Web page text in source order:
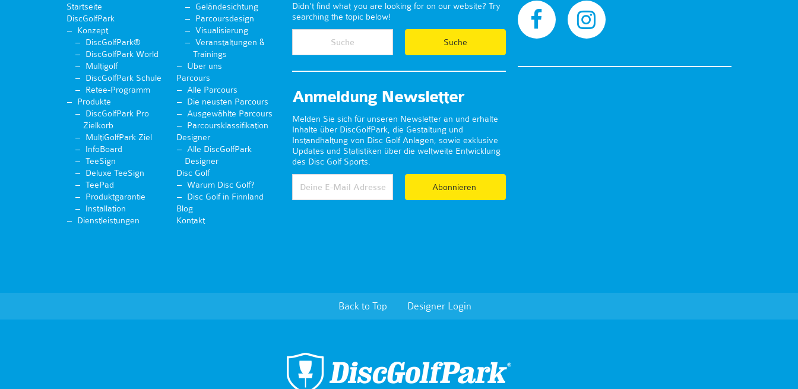
Startseite
DiscGolfPark
Konzept
DiscGolfPark®
DiscGolfPark World
Multigolf
DiscGolfPark Schule
Retee-Programm
Produkte
DiscGolfPark Pro
Zielkorb
MultiGolfPark Ziel
InfoBoard
TeeSign
Deluxe TeeSign
TeePad
Produktgarantie
Installation
Dienstleistungen
Geländesichtung
Parcoursdesign
Visualisierung
Veranstaltungen &
Trainings
Über uns
Parcours
Alle Parcours
Die neusten Parcours
Ausgewählte Parcours
Parcoursklassifikation
Designer
Alle DiscGolfPark
Designer
Disc Golf
Warum Disc Golf?
Disc Golf in Finnland
Blog
Kontakt
Didn't find what you are looking for on our website? Try
searching the topic below!
Anmeldung Newsletter
Melden Sie sich für unseren Newsletter an und erhalte
Inhalte über DiscGolfPark, die Gestaltung und
Instandhaltung von Disc Golf Anlagen, sowie exklusive
Updates und Statistiken über die weltweite Entwicklung
des Disc Golf Sports.
Abonnieren
Back to Top Designer Login